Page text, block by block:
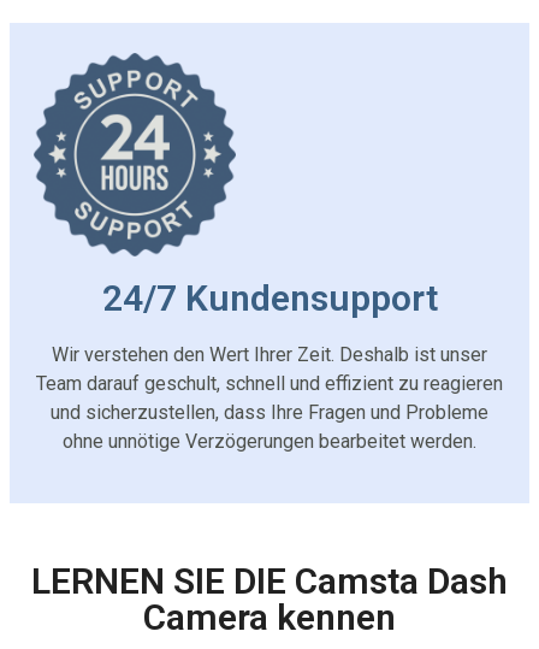
24/7 Kundensupport
Wir verstehen den Wert Ihrer Zeit. Deshalb ist unser
Team darauf geschult, schnell und effizient zu reagieren
und sicherzustellen, dass Ihre Fragen und Probleme
ohne unnötige Verzögerungen bearbeitet werden.
LERNEN SIE DIE Camsta Dash
Camera kennen